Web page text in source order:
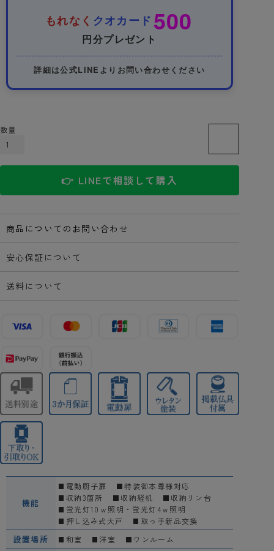
もれなく クオカード 500
円分プレゼント
詳細は公式LINEよりお問い合わせください
👉 LINEで相談して購入
商品についてのお問い合わせ
安心保証について
送料について
機能
電動厨子扉
特装御本尊様対応
収納3箇所
収納経机
収納リン台
蛍光灯10ｗ照明・蛍光灯4ｗ照明
押し込み式大戸
取っ手新品交換
設置場所 和室 洋室 ワンルーム